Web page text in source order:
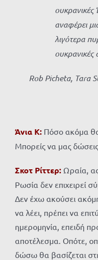
αναφέρει
λιγότερα
ουκρανικές
Rob Picheta, Tara
Άνια K: Πόσο ακόμα
Μπορείς να μας
Σκοτ Ρίττερ: Ωραία,
Ρωσία δεν επιχειρεί
Δεν έχω ακούσει
να λέει, πρέπει να
ημερομηνία, επειδή
αποτέλεσμα. Οπότε,
δώσω θα βασίζεται